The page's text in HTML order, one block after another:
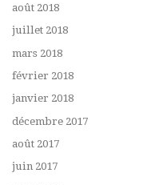
août 2018
juillet 2018
mars 2018
février 2018
janvier 2018
décembre 2017
août 2017
juin 2017